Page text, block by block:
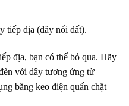
tiếp địa (dây nối đất).
địa, bạn có thể bỏ qua. Hãy
với dây tương ứng từ
băng keo điện quấn chặt